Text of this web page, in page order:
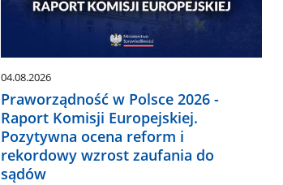
04.08.2026
Praworządność w Polsce 2026 -
Raport Komisji Europejskiej.
Pozytywna ocena reform i
rekordowy wzrost zaufania do
sądów